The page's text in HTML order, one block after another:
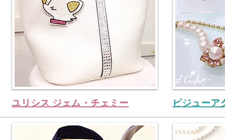
ユリシス ジェム・チェミー ビジューア